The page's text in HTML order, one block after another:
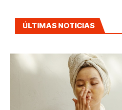
ÚLTIMAS NOTICIAS